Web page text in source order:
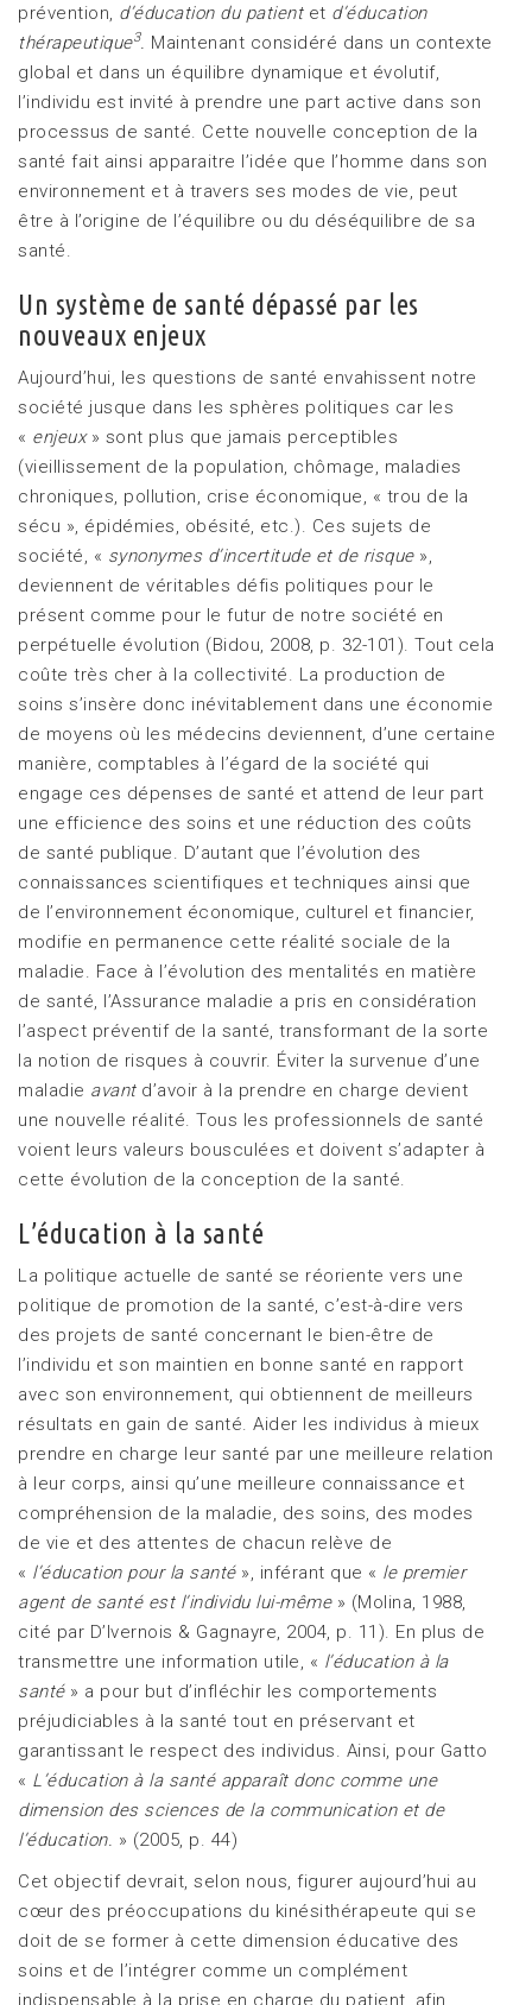
prévention, d’éducation du patientet d’éducation
thérapeutique3. Maintenant considéré dans un contexte
global et dans un équilibre dynamique et évolutif,
l’individu est invité à prendre une part active dans son
processus de santé. Cette nouvelle conception de la
santé fait ainsi apparaitre l’idée que l’homme dans son
environnement et à travers ses modes de vie, peut
être à l’origine de l’équilibre ou du déséquilibre de sa
santé.
Un système de santé dépassé par les
nouveaux enjeux
Aujourd’hui, les questions de santé envahissent notre
société jusque dans les sphères politiques car les
« enjeux» sont plus que jamais perceptibles
(vieillissement de la population, chômage, maladies
chroniques, pollution, crise économique, « trou de la
sécu », épidémies, obésité, etc.). Ces sujets de
société, « synonymes d’incertitude et de risque »,
deviennent de véritables défis politiques pour le
présent comme pour le futur de notre société en
perpétuelle évolution (Bidou, 2008, p. 32-101). Tout cela
coûte très cher à la collectivité. La production de
soins s’insère donc inévitablement dans une économie
de moyens où les médecins deviennent, d’une certaine
manière, comptables à l’égard de la société qui
engage ces dépenses de santé et attend de leur part
une efficience des soins et une réduction des coûts
de santé publique. D’autant que l’évolution des
connaissances scientifiques et techniques ainsi que
de l’environnement économique, culturel et financier,
modifie en permanence cette réalité sociale de la
maladie. Face à l’évolution des mentalités en matière
de santé, l’Assurance maladie a pris en considération
l’aspect préventif de la santé, transformant de la sorte
la notion de risques à couvrir. Éviter la survenue d’une
maladie avant d’avoir à la prendre en charge devient
une nouvelle réalité. Tous les professionnels de santé
voient leurs valeurs bousculées et doivent s’adapter à
cette évolution de la conception de la santé.
L’éducation à la santé
La politique actuelle de santé se réoriente vers une
politique de promotion de la santé, c’est-à-dire vers
des projets de santé concernant le bien-être de
l’individu et son maintien en bonne santé en rapport
avec son environnement, qui obtiennent de meilleurs
résultats en gain de santé. Aider les individus à mieux
prendre en charge leur santé par une meilleure relation
à leur corps, ainsi qu’une meilleure connaissance et
compréhension de la maladie, des soins, des modes
de vie et des attentes de chacun relève de
« l’éducation pour la santé », inférant que « le premier
agent de santé est l’individu lui-même » (Molina, 1988,
cité par D’Ivernois & Gagnayre, 2004, p. 11). En plus de
transmettre une information utile, « l’éducation à la
santé » a pour but d’infléchir les comportements
préjudiciables à la santé tout en préservant et
garantissant le respect des individus. Ainsi, pour Gatto
« L’éducation à la santé apparaît donc comme une
dimension des sciences de la communication et de
l’éducation. » (2005, p. 44)
Cet objectif devrait, selon nous, figurer aujourd’hui au
cœur des préoccupations du kinésithérapeute qui se
doit de se former à cette dimension éducative des
soins et de l’intégrer comme un complément
indispensable à la prise en charge du patient, afin